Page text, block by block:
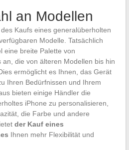
an Modellen
Kaufs eines generalüberholten
Modelle. Tatsächlich
eine breite Palette von
die von älteren Modellen bis hin
ermöglicht es Ihnen, das Gerät
Ihren Bedürfnissen und Ihrem
bieten einige Händler die
iPhone zu personalisieren,
die Farbe und andere
der Kauf eines
Ihnen mehr Flexibilität und